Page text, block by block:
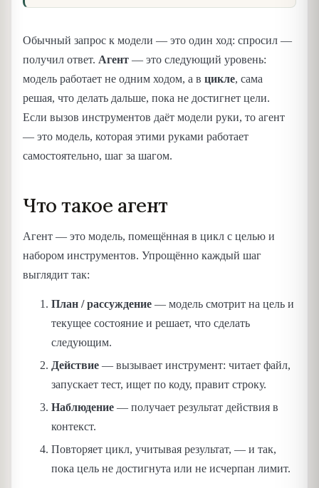
Обычный запрос к модели — это один ход: спросил —
получил ответ. Агент — это следующий уровень:
модель работает не одним ходом, а в цикле, сама
решая, что делать дальше, пока не достигнет цели.
Если вызов инструментов даёт модели руки, то агент
— это модель, которая этими руками работает
самостоятельно, шаг за шагом.
Что такое агент
Агент — это модель, помещённая в цикл с целью и
набором инструментов. Упрощённо каждый шаг
выглядит так:
План / рассуждение — модель смотрит на цель и
текущее состояние и решает, что сделать
следующим.
Действие — вызывает инструмент: читает файл,
запускает тест, ищет по коду, правит строку.
Наблюдение — получает результат действия в
контекст.
Повторяет цикл, учитывая результат, — и так,
пока цель не достигнута или не исчерпан лимит.